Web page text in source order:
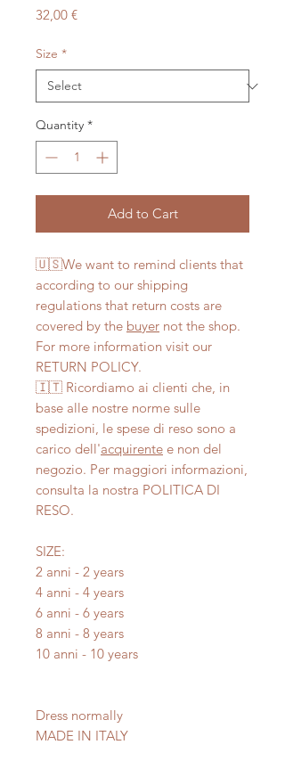
32,00 €Price
Size *
Quantity *
Add to Cart
🇺🇸We want to remind clients that
according to our shipping
regulations that return costs are
covered by the buyer not the shop.
For more information visit our
RETURN POLICY.
🇮🇹 Ricordiamo ai clienti che, in
base alle nostre norme sulle
spedizioni, le spese di reso sono a
carico dell'acquirente e non del
negozio. Per maggiori informazioni,
consulta la nostra POLITICA DI
RESO.
SIZE:
2 anni - 2 years
4 anni - 4 years
6 anni - 6 years
8 anni - 8 years
10 anni - 10 years
Dress normally
MADE IN ITALY